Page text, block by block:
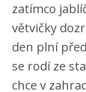
zatímco
větvičky
den plní
se rodí ze
chce v